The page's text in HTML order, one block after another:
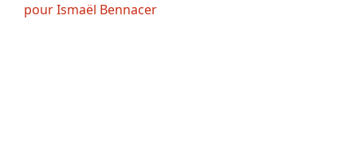
pour Ismaël Bennacer